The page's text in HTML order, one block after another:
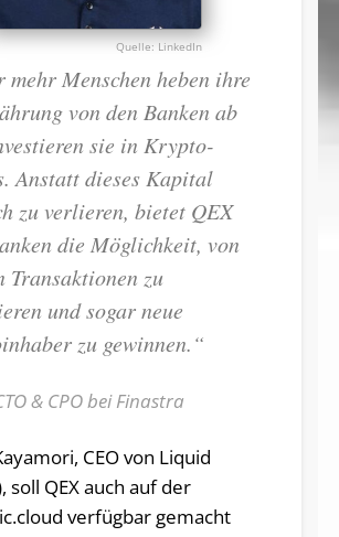
LinkedIn
mehr Menschen heben ihre
von den Banken ab
sie in Krypto-
Anstatt dieses Kapital
zu verlieren, bietet QEX
die Möglichkeit, von
Transaktionen zu
und sogar neue
zu gewinnen.“
& CPO bei Finastra
CEO von Liquid
soll QEX auch auf der
verfügbar gemacht